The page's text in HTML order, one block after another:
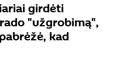
girdėti
"užgrobimą",
kad